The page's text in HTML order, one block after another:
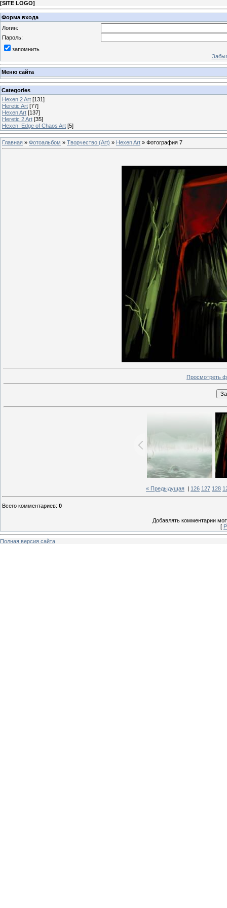
[SITE LOGO]
Форма входа
Логин:
Пароль:
запомнить
Меню сайта
Categories
Hexen 2 Art [131]
Heretic Art [77]
Hexen Art [137]
Heretic 2 Art [35]
Hexen: Edge of Chaos Art [5]
Главная » Фотоальбом » Творчество (Art) » Hexen Art » Фотография 7
Просмотреть
« Предыдущая 126 127 128
Всего комментариев: 0
Добавлять комментарии
[
Полная версия сайта